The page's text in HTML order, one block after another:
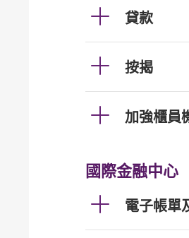
貸款
按揭
加強櫃員
國際金融中心
電子帳單